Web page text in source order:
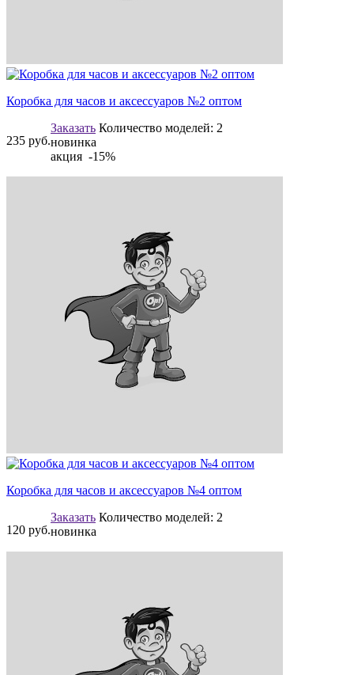
Коробка для часов и аксессуаров №2 оптом
235 руб.
Заказать Количество моделей: 2
новинка
акция -15%
Коробка для часов и аксессуаров №4 оптом
120 руб.
Заказать Количество моделей: 2
новинка